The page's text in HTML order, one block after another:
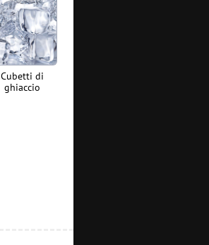
Cubetti di
ghiaccio